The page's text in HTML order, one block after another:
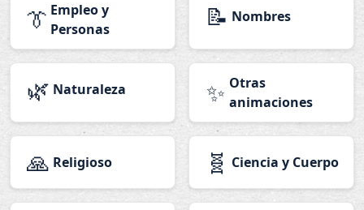
👔 Empleo y
Personas
📝 Nombres
🌿 Naturaleza ✨ Otras
animaciones
🙏 Religioso 🧬 Ciencia y Cuerpo